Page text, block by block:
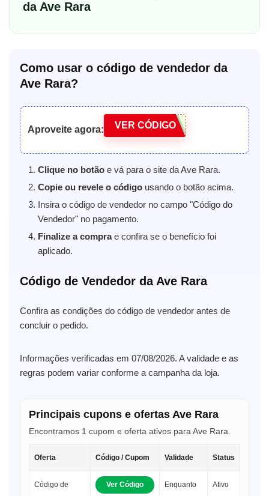
da Ave Rara
Como usar o código de vendedor da
Ave Rara?
Aproveite agora: VER CÓDIGO
Clique no botão e vá para o site da Ave Rara.
Copie ou revele o código usando o botão acima.
Insira o código de vendedor no campo "Código do
Vendedor" no pagamento.
Finalize a comprae confira se o benefício foi
aplicado.
Código de Vendedor da Ave Rara
Confira as condições do código de vendedor antes de
concluir o pedido.
Informações verificadas em 07/08/2026. A validade e as
regras podem variar conforme a campanha da loja.
Principais cupons e ofertas Ave Rara
Encontramos 1 cupom e oferta ativos para Ave Rara.
Oferta Código / Cupom Validade Status
Código de
Ver Código
Enquanto
Ativo